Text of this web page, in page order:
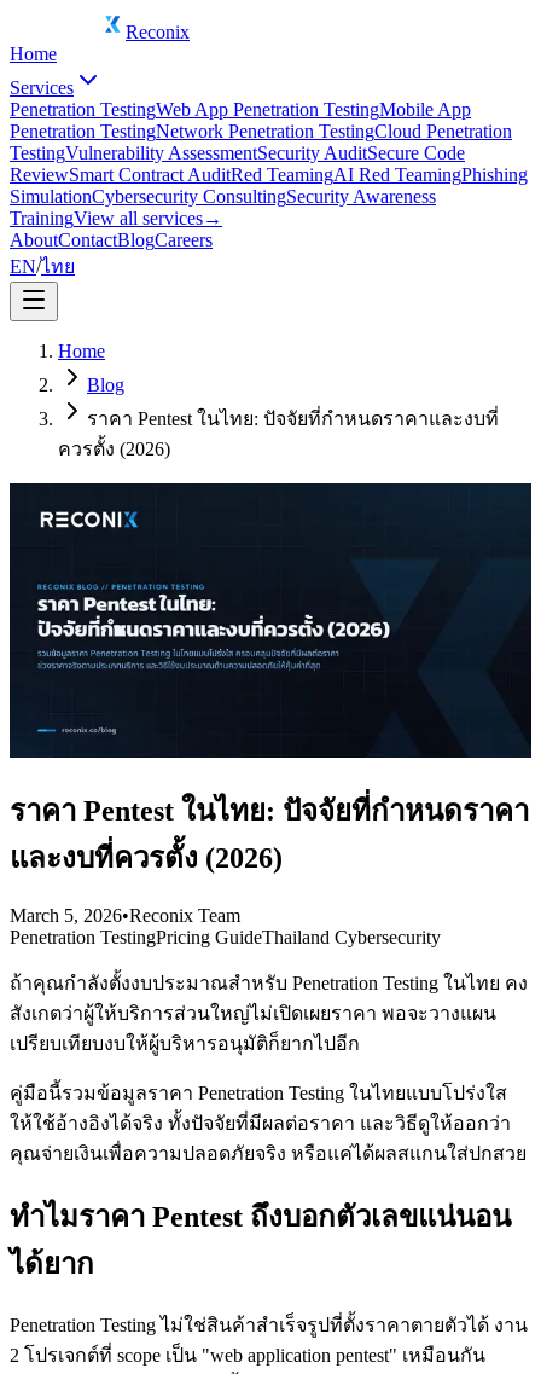
Reconix
Home
Services
Penetration TestingWeb App Penetration TestingMobile App
Penetration TestingNetwork Penetration TestingCloud Penetration
TestingVulnerability AssessmentSecurity AuditSecure Code
ReviewSmart Contract AuditRed TeamingAI Red TeamingPhishing
SimulationCybersecurity ConsultingSecurity Awareness
TrainingView all services→
AboutContactBlogCareers
EN/ไทย
Home
Blog
ราคา Pentest ในไทย: ปัจจัยที่กำหนดราคาและงบที่
ควรตั้ง (2026)
ราคา Pentest ในไทย: ปัจจัยที่กำหนดราคา
และงบที่ควรตั้ง (2026)
March 5, 2026•Reconix Team
Penetration TestingPricing GuideThailand Cybersecurity
ถ้าคุณกำลังตั้งงบประมาณสำหรับ Penetration Testing ในไทย คง
สังเกตว่าผู้ให้บริการส่วนใหญ่ไม่เปิดเผยราคา พอจะวางแผน
เปรียบเทียบงบให้ผู้บริหารอนุมัติก็ยากไปอีก
คู่มือนี้รวมข้อมูลราคา Penetration Testing ในไทยแบบโปร่งใส
ให้ใช้อ้างอิงได้จริง ทั้งปัจจัยที่มีผลต่อราคา และวิธีดูให้ออกว่า
คุณจ่ายเงินเพื่อความปลอดภัยจริง หรือแค่ได้ผลสแกนใส่ปกสวย
ทำไมราคา Pentest ถึงบอกตัวเลขแน่นอน
ได้ยาก
Penetration Testing ไม่ใช่สินค้าสำเร็จรูปที่ตั้งราคาตายตัวได้ งาน
2 โปรเจกต์ที่ scope เป็น "web application pentest" เหมือนกัน